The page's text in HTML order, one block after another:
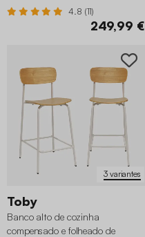
4.8 (11)
249,99 €
3 variantes
Toby
Banco alto de cozinha
compensado e folheado de